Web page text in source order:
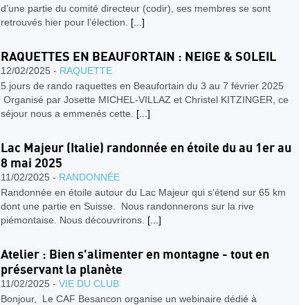
d’une partie du comité directeur (codir), ses membres se sont
retrouvés hier pour l’élection. [...]
RAQUETTES EN BEAUFORTAIN : NEIGE & SOLEIL
12/02/2025 - RAQUETTE
5 jours de rando raquettes en Beaufortain du 3 au 7 février 2025
Organisé par Josette MICHEL-VILLAZ et Christel KITZINGER, ce
séjour nous a emmenés cette. [...]
Lac Majeur (Italie) randonnée en étoile du au 1er au
8 mai 2025
11/02/2025 - RANDONNÉE
Randonnée en étoile autour du Lac Majeur qui s’étend sur 65 km
dont une partie en Suisse. Nous randonnerons sur la rive
piémontaise. Nous découvrirons. [...]
Atelier : Bien s'alimenter en montagne - tout en
préservant la planète
11/02/2025 - VIE DU CLUB
Bonjour, Le CAF Besancon organise un webinaire dédié à